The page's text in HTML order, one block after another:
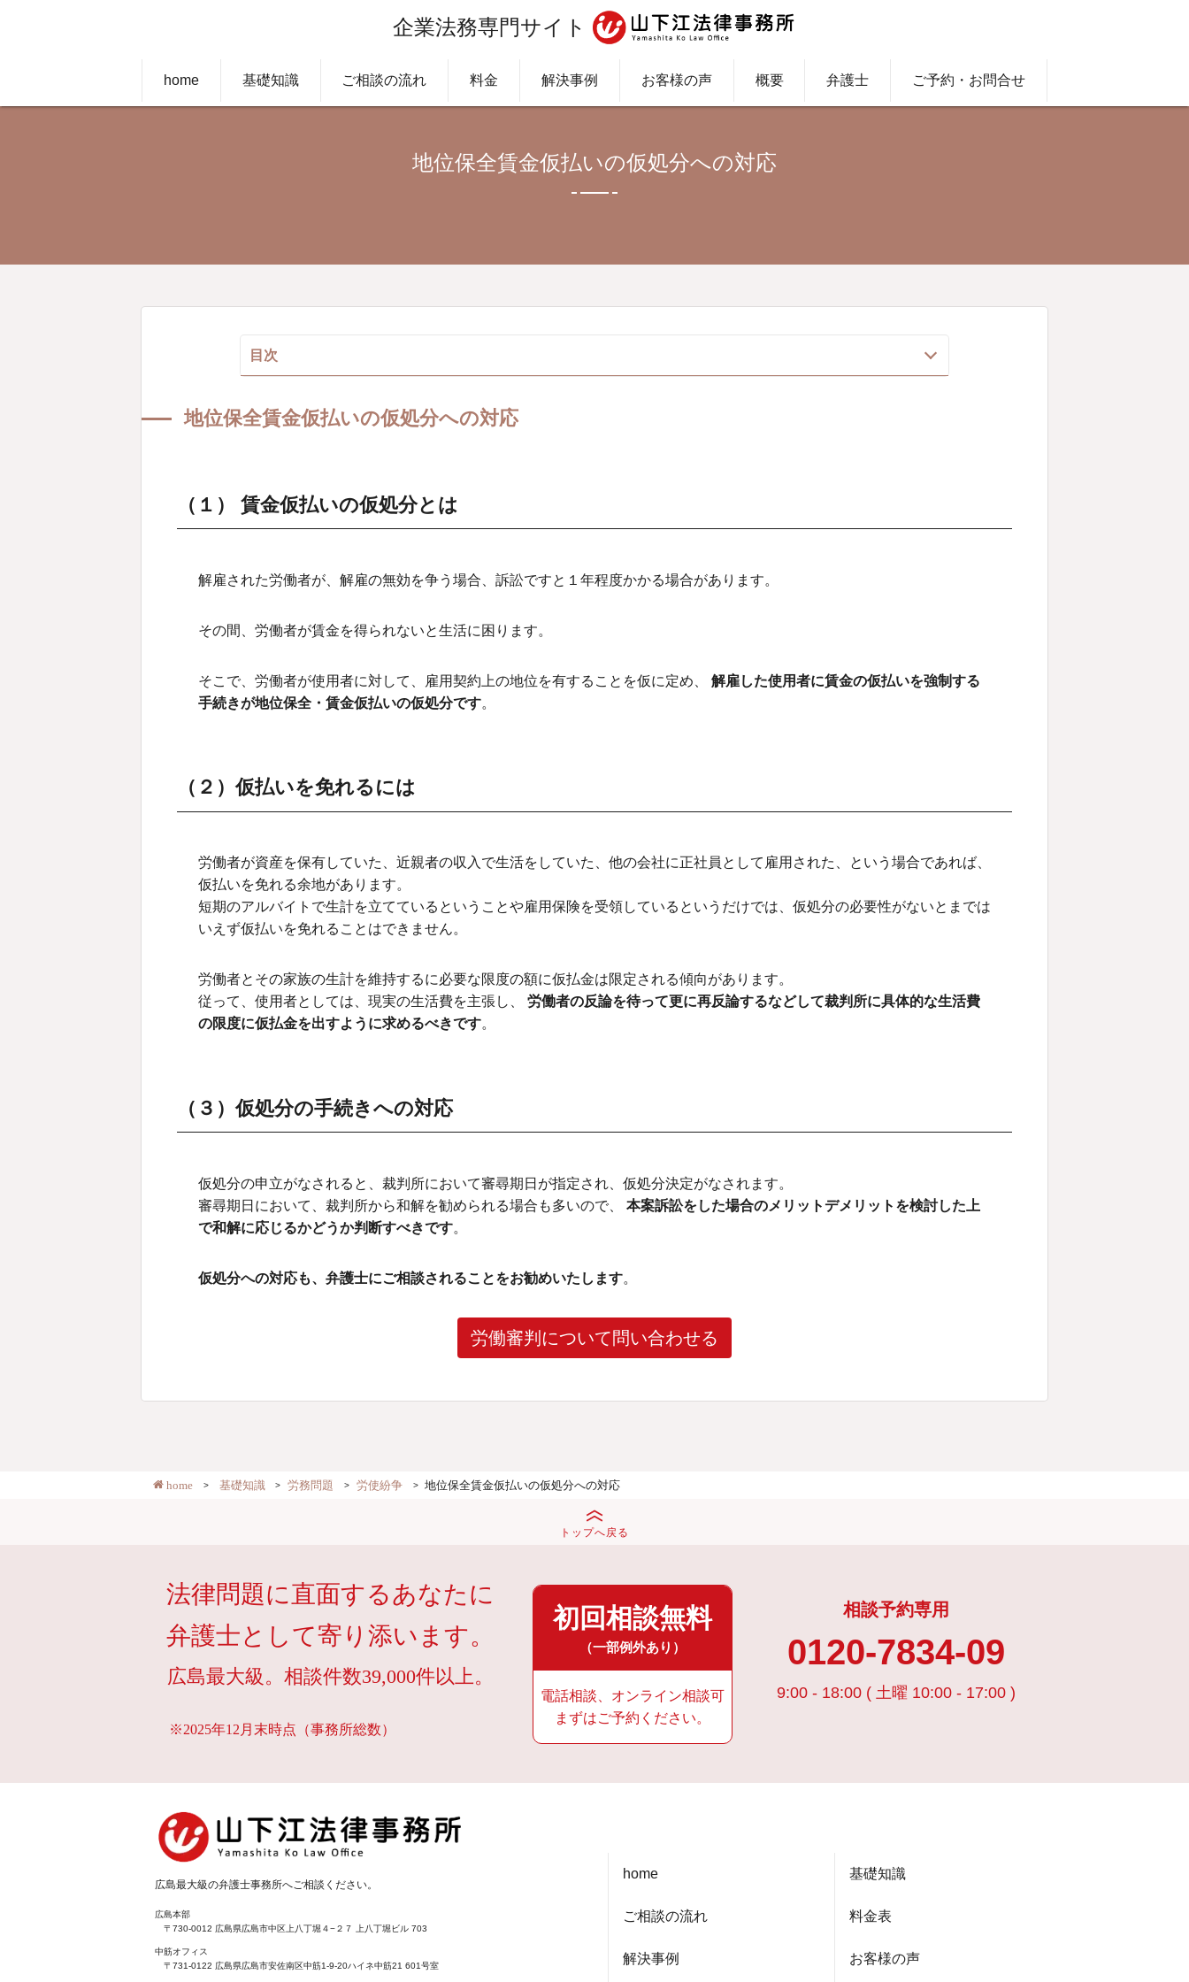
企業法務専門サイト
home 基礎知識 ご相談の流れ 料金 解決事例 お客様の声 概要 弁護士 ご予約・お問合せ
地位保全賃金仮払いの仮処分への対応
目次
（１） 賃金仮払いの仮処分とは
（３）仮処分の手続きへの対応
地位保全賃金仮払いの仮処分への対応
（１） 賃金仮払いの仮処分とは
解雇された労働者が、解雇の無効を争う場合、訴訟ですと１年程度かかる場合があります。
その間、労働者が賃金を得られないと生活に困ります。
そこで、労働者が使用者に対して、雇用契約上の地位を有することを仮に定め、 解雇した使用者に賃金の仮払いを強制する
手続きが地位保全・賃金仮払いの仮処分です。
（２）仮払いを免れるには
労働者が資産を保有していた、近親者の収入で生活をしていた、他の会社に正社員として雇用された、という場合であれば、
仮払いを免れる余地があります。
短期のアルバイトで生計を立てているということや雇用保険を受領しているというだけでは、仮処分の必要性がないとまでは
いえず仮払いを免れることはできません。
労働者とその家族の生計を維持するに必要な限度の額に仮払金は限定される傾向があります。
従って、使用者としては、現実の生活費を主張し、 労働者の反論を待って更に再反論するなどして裁判所に具体的な生活費
の限度に仮払金を出すように求めるべきです。
（３）仮処分の手続きへの対応
仮処分の申立がなされると、裁判所において審尋期日が指定され、仮処分決定がなされます。
審尋期日において、裁判所から和解を勧められる場合も多いので、 本案訴訟をした場合のメリットデメリットを検討した上
で和解に応じるかどうか判断すべきです。
仮処分への対応も、弁護士にご相談されることをお勧めいたします。
労働審判について問い合わせる
home 基礎知識 労務問題 労使紛争 地位保全賃金仮払いの仮処分への対応
トップへ戻る
法律問題に直面するあなたに
弁護士として寄り添います。
広島最大級。相談件数39,000件以上。
※2025年12月末時点（事務所総数）
初回相談無料
（一部例外あり）
電話相談、オンライン相談可
まずはご予約ください。
相談予約専用
0120-7834-09
9:00 - 18:00 ( 土曜 10:00 - 17:00 )
広島最大級の弁護士事務所へご相談ください。
広島本部
〒730-0012 広島県広島市中区上八丁堀４−２７ 上八丁堀ビル 703
中筋オフィス
〒731-0122 広島県広島市安佐南区中筋1-9-20ハイネ中筋21 601号室
home
ご相談の流れ
解決事例
基礎知識
料金表
お客様の声